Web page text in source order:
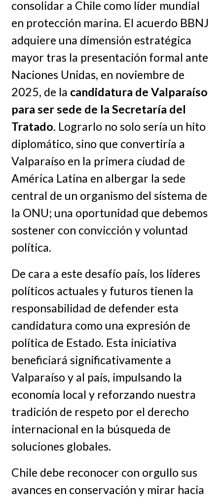
consolidar a Chile como líder mundial
en protección marina. El acuerdo BBNJ
adquiere una dimensión estratégica
mayor tras la presentación formal ante
Naciones Unidas, en noviembre de
2025, de la candidatura de Valparaíso
para ser sede de la Secretaría del
Tratado. Lograrlo no solo sería un hito
diplomático, sino que convertiría a
Valparaíso en la primera ciudad de
América Latina en albergar la sede
central de un organismo del sistema de
la ONU; una oportunidad que debemos
sostener con convicción y voluntad
política.
De cara a este desafío país, los líderes
políticos actuales y futuros tienen la
responsabilidad de defender esta
candidatura como una expresión de
política de Estado. Esta iniciativa
beneficiará significativamente a
Valparaíso y al país, impulsando la
economía local y reforzando nuestra
tradición de respeto por el derecho
internacional en la búsqueda de
soluciones globales.
Chile debe reconocer con orgullo sus
avances en conservación y mirar hacia